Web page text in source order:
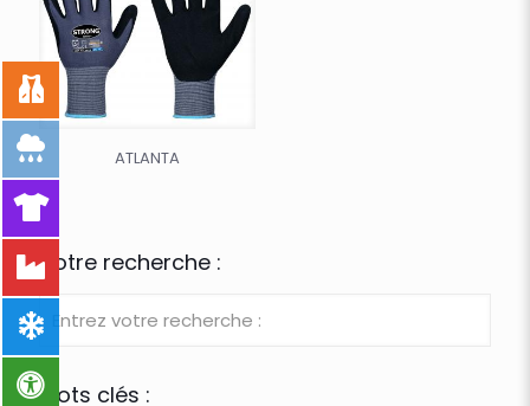
ATLANTA
Votre recherche :
Mots clés :